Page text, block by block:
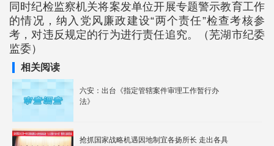
同时纪检监察机关将案发单位开展专题警示教育工作
的情况，纳入党风廉政建设“两个责任”检查考核参
考，对违反规定的行为进行责任追究。（芜湖市纪委
监委）
相关阅读
六安：出台《指定管辖案件审理工作暂行办
法》
抢抓国家战略机遇因地制宜各扬所长 走出各具